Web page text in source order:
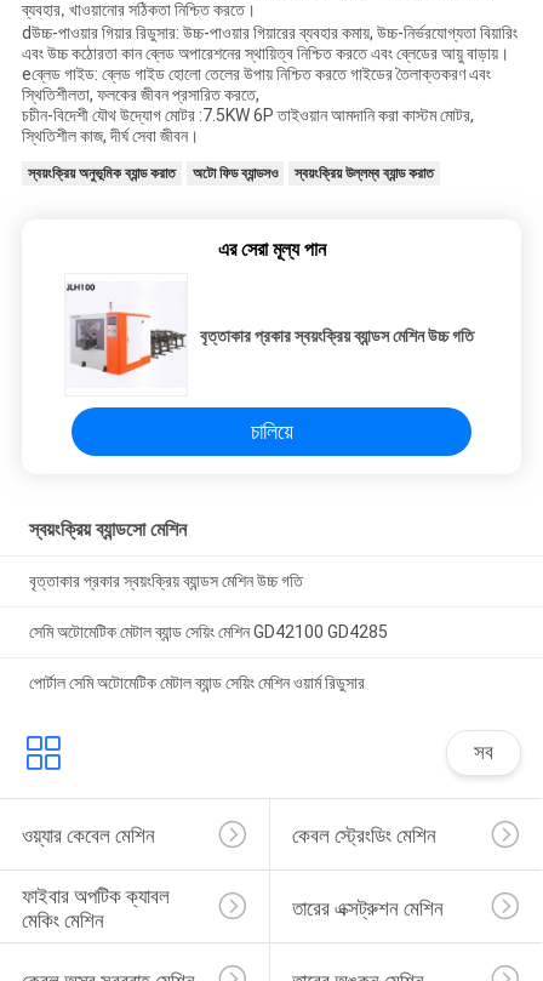
ব্যবহার, খাওয়ানোর সঠিকতা নিশ্চিত করতে।
dউচ্চ-পাওয়ার গিয়ার রিডুসার: উচ্চ-পাওয়ার গিয়ারের ব্যবহার কমায়, উচ্চ-নির্ভরযোগ্যতা বিয়ারিং
এবং উচ্চ কঠোরতা কান ব্লেড অপারেশনের স্থায়িত্ব নিশ্চিত করতে এবং ব্লেডের আয়ু বাড়ায়।
eব্লেড গাইড: ব্লেড গাইড হোলো তেলের উপায় নিশ্চিত করতে গাইডের তৈলাক্তকরণ এবং
স্থিতিশীলতা, ফলকের জীবন প্রসারিত করতে,
চচীন-বিদেশী যৌথ উদ্যোগ মোটর :7.5KW 6P তাইওয়ান আমদানি করা কাস্টম মোটর,
স্থিতিশীল কাজ, দীর্ঘ সেবা জীবন।
স্বয়ংক্রিয় অনুভূমিক ব্যান্ড করাত অটো ফিড ব্যান্ডসও স্বয়ংক্রিয় উল্লম্ব ব্যান্ড করাত
এর সেরা মূল্য পান
বৃত্তাকার প্রকার স্বয়ংক্রিয় ব্যান্ডস মেশিন উচ্চ গতি
চালিয়ে
স্বয়ংক্রিয় ব্যান্ডসো মেশিন
বৃত্তাকার প্রকার স্বয়ংক্রিয় ব্যান্ডস মেশিন উচ্চ গতি
সেমি অটোমেটিক মেটাল ব্যান্ড সেয়িং মেশিন GD42100 GD4285
পোর্টাল সেমি অটোমেটিক মেটাল ব্যান্ড সেয়িং মেশিন ওয়ার্ম রিডুসার
সব
ওয়্যার কেবেল মেশিন কেবল স্ট্রেংডিং মেশিন
ফাইবার অপটিক ক্যাবল
মেকিং মেশিন
তারের এক্সট্রুশন মেশিন